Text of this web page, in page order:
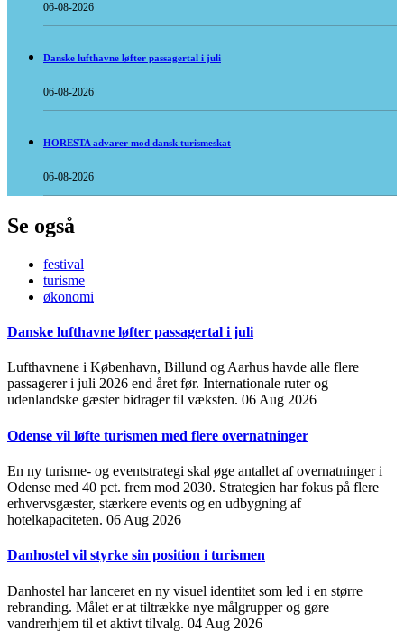
06-08-2026
Danske lufthavne løfter passagertal i juli
06-08-2026
HORESTA advarer mod dansk turismeskat
06-08-2026
Se også
festival
turisme
økonomi
Danske lufthavne løfter passagertal i juli
Lufthavnene i København, Billund og Aarhus havde alle flere
passagerer i juli 2026 end året før. Internationale ruter og
udenlandske gæster bidrager til væksten. 06 Aug 2026
Odense vil løfte turismen med flere overnatninger
En ny turisme- og eventstrategi skal øge antallet af overnatninger i
Odense med 40 pct. frem mod 2030. Strategien har fokus på flere
erhvervsgæster, stærkere events og en udbygning af
hotelkapaciteten. 06 Aug 2026
Danhostel vil styrke sin position i turismen
Danhostel har lanceret en ny visuel identitet som led i en større
rebranding. Målet er at tiltrække nye målgrupper og gøre
vandrerhjem til et aktivt tilvalg. 04 Aug 2026